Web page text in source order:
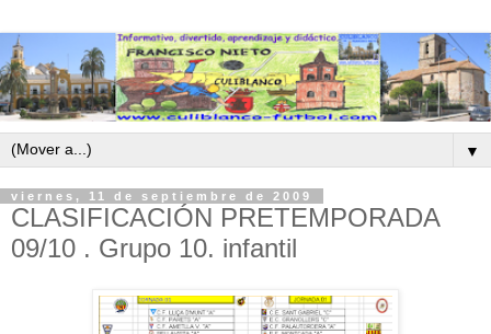
▼
viernes, 11 de septiembre de 2009
CLASIFICACIÓN PRETEMPORADA
09/10 . Grupo 10. infantil